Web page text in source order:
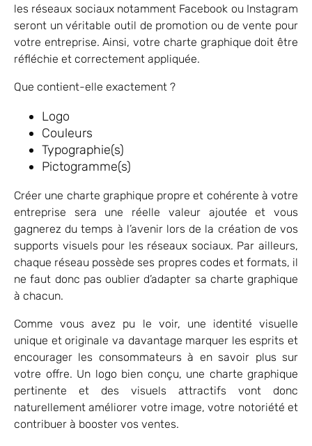
les réseaux sociaux notamment Facebook ou Instagram
seront un véritable outil de promotion ou de vente pour
votre entreprise. Ainsi, votre charte graphique doit être
réfléchie et correctement appliquée.
Que contient-elle exactement ?
Logo
Couleurs
Typographie(s)
Pictogramme(s)
Créer une charte graphique propre et cohérente à votre
entreprise sera une réelle valeur ajoutée et vous
gagnerez du temps à l’avenir lors de la création de vos
supports visuels pour les réseaux sociaux. Par ailleurs,
chaque réseau possède ses propres codes et formats, il
ne faut donc pas oublier d’adapter sa charte graphique
à chacun.
Comme vous avez pu le voir, une identité visuelle
unique et originale va davantage marquer les esprits et
encourager les consommateurs à en savoir plus sur
votre offre. Un logo bien conçu, une charte graphique
pertinente et des visuels attractifs vont donc
naturellement améliorer votre image, votre notoriété et
contribuer à booster vos ventes.